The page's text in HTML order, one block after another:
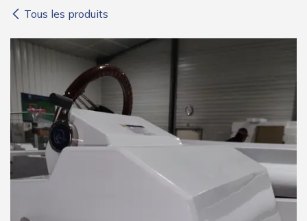
Tous les produits